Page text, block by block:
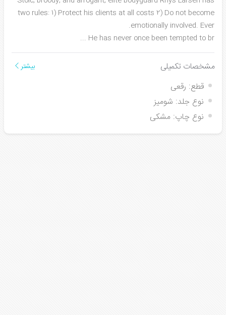
two rules: 1) Protect his clients at all costs 2) Do not become
emotionally involved. Ever.
He has never once been tempted to br
...
مشخصات تکمیلی بیشتر
قطع: رقعی
نوع جلد: شومیز
نوع چاپ: مشکی